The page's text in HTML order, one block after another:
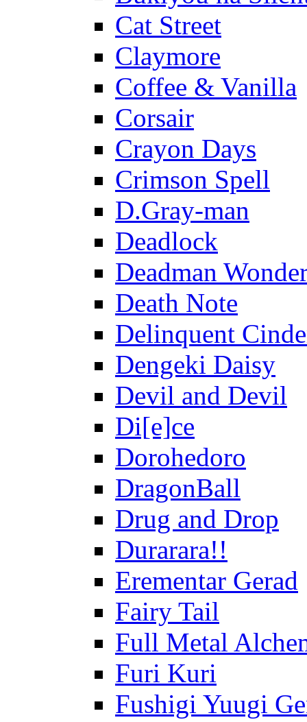
Cat Street
Claymore
Coffee & Vanilla
Corsair
Crayon Days
Crimson Spell
D.Gray-man
Deadlock
Deadman
Death Note
Delinquent
Dengeki Daisy
Devil and Devil
Di[e]ce
Dorohedoro
DragonBall
Drug and Drop
Durarara!!
Erementar Gerad
Fairy Tail
Full Metal
Furi Kuri
Fushigi Yuugi